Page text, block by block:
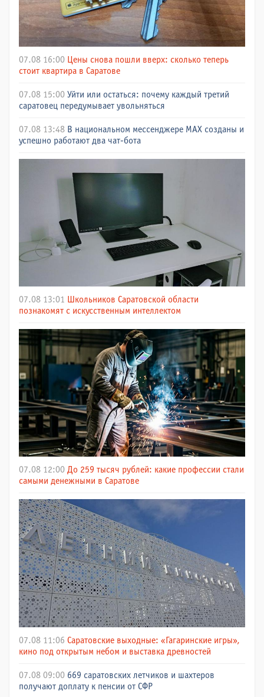
07.08 16:00 Цены снова пошли вверх: сколько теперь
стоит квартира в Саратове
07.08 15:00 Уйти или остаться: почему каждый третий
саратовец передумывает увольняться
07.08 13:48 В национальном мессенджере МАХ созданы и
успешно работают два чат-бота
07.08 13:01 Школьников Саратовской области
познакомят с искусственным интеллектом
07.08 12:00 До 259 тысяч рублей: какие профессии стали
самыми денежными в Саратове
07.08 11:06 Саратовские выходные: «Гагаринские игры»,
кино под открытым небом и выставка древностей
07.08 09:00 669 саратовских летчиков и шахтеров
получают доплату к пенсии от СФР